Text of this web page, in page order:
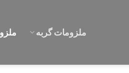
ملزومات گربه